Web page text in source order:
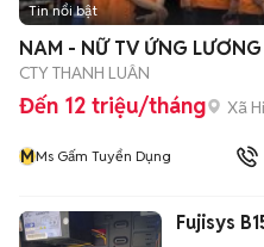
Tin nổi bật
NAM - NỮ TV ỨNG
CTY THANH LUÂN
Đến 12 triệu/tháng Xã
MMs Gấm Tuyển Dụng
Fujisys